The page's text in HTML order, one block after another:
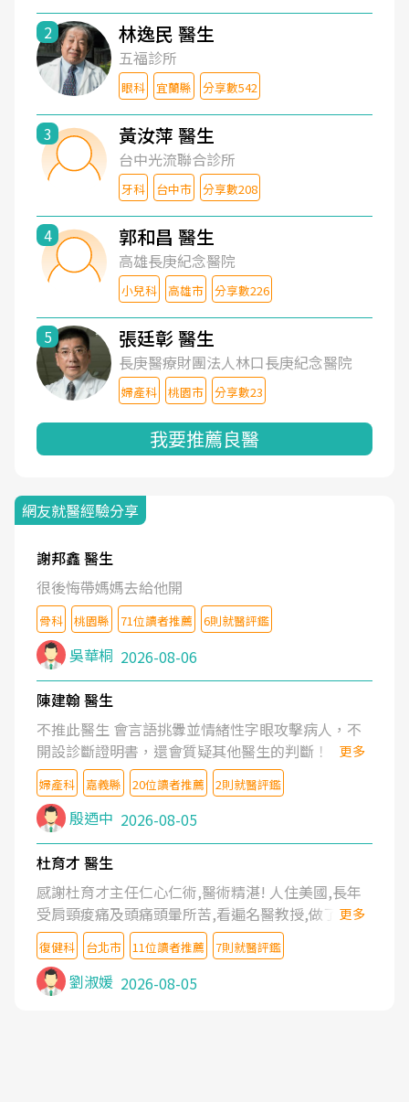
2 林逸民 醫生
五福診所
眼科 宜蘭縣 分享數542
3 黃汝萍 醫生
台中光流聯合診所
牙科 台中市 分享數208
4 郭和昌 醫生
高雄長庚紀念醫院
小兒科 高雄市 分享數226
5 張廷彰 醫生
長庚醫療財團法人林口長庚紀念醫院
婦產科 桃園市 分享數23
我要推薦良醫
網友就醫經驗分享
謝邦鑫 醫生
很後悔帶媽媽去給他開
骨科 桃園縣 71位讀者推薦 6則就醫評鑑
吳華桐 2026-08-06
陳建翰 醫生
不推此醫生 會言語挑釁並情緒性字眼攻擊病人，不
開設診斷證明書，還會質疑其他醫生的判斷！
更多
婦產科 嘉義縣 20位讀者推薦 2則就醫評鑑
殷迺中 2026-08-05
杜育才 醫生
感謝杜育才主任仁心仁術,醫術精湛! 人住美國,長年
受肩頸痠痛及頭痛頭暈所苦,看遍名醫教授,做了各種
檢查,也嘗試過西醫打針,中醫針灸及物理徒手治療都
沒有用,後來連吃到嗎啡類止痛藥都效果有限,只是壓
症狀,沒多久就痛起來,多年失眠嚴重影響生活品質.
台灣親友介紹忠孝醫院杜育才主任是頸頭症候群專
更多
復健科 台北市 11位讀者推薦 7則就醫評鑑
劉淑媛 2026-08-05